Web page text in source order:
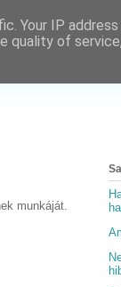
munkáját.
Your IP
quality of